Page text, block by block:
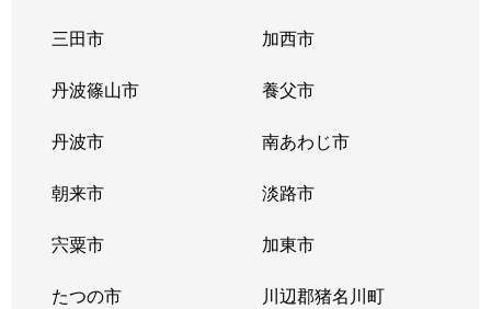
三田市 加西市
丹波篠山市 養父市
丹波市 南あわじ市
朝来市 淡路市
宍粟市 加東市
たつの市 川辺郡猪名川町